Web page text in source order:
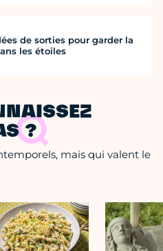
de sorties pour garder la
les étoiles
?
mais qui valent le